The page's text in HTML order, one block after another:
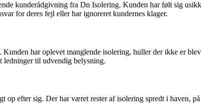
kunderådgivning fra Dn Isolering. Kunden har følt sig
for deres fejl eller har ignoreret kundernes klager.
har oplevet manglende isolering, huller der ikke er
ledninger til udvendig belysning.
efter sig. Der har været rester af isolering spredt i haven,